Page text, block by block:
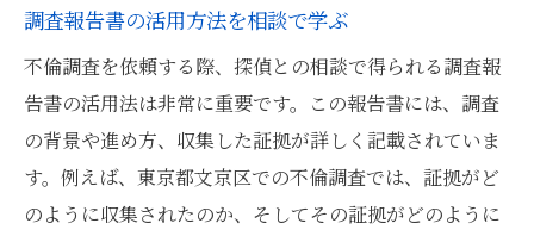
調査報告書の活用方法を相談で学ぶ
不倫調査を依頼する際、探偵との相談で得られる調査報
告書の活用法は非常に重要です。この報告書には、調査
の背景や進め方、収集した証拠が詳しく記載されていま
す。例えば、東京都文京区での不倫調査では、証拠がど
のように収集されたのか、そしてその証拠がどのように